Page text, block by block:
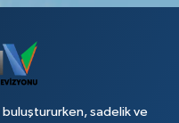
buluştururken, sadelik ve